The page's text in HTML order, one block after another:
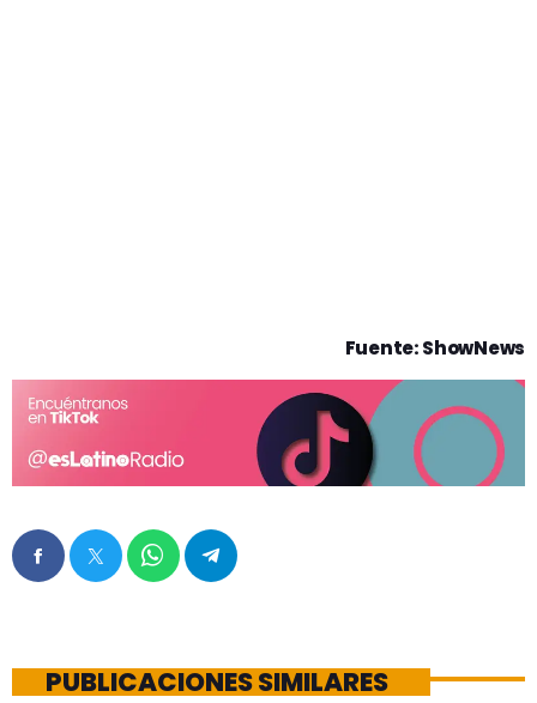
Fuente: ShowNews
PUBLICACIONES SIMILARES